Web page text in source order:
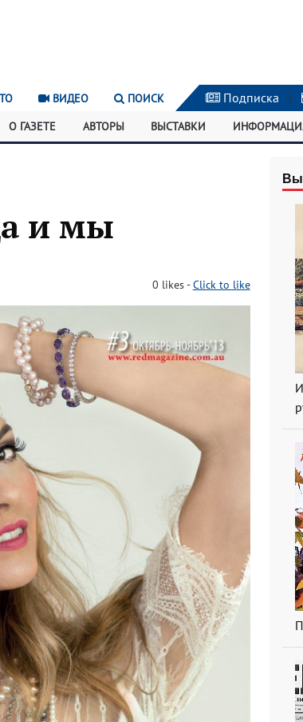
ВИДЕО ПОИСК Подписка |
О ГАЗЕТЕ АВТОРЫ ВЫСТАВКИ
и мы
0 likes-Click to like